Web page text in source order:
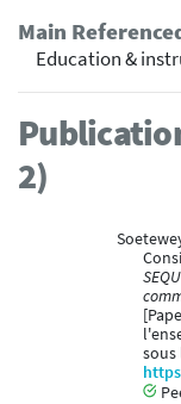
Main
Education &
2)
sous